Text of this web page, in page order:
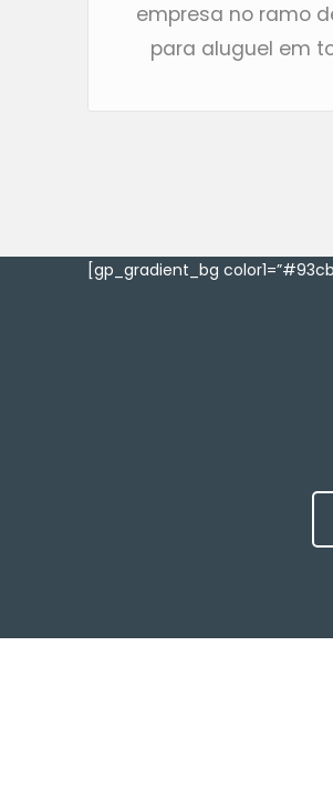
empresa no ramo
para aluguel em
[gp_gradient_bg